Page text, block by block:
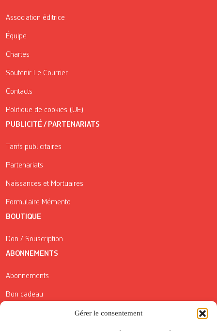
Gérer le consentement
Association éditrice
Équipe
Chartes
Soutenir Le Courrier
Contacts
Politique de cookies (UE)
PUBLICITÉ / PARTENARIATS
Tarifs publicitaires
Partenariats
Naissances et Mortuaires
Formulaire Mémento
BOUTIQUE
Don / Souscription
ABONNEMENTS
Abonnements
Bon cadeau
Conditions générales de vente